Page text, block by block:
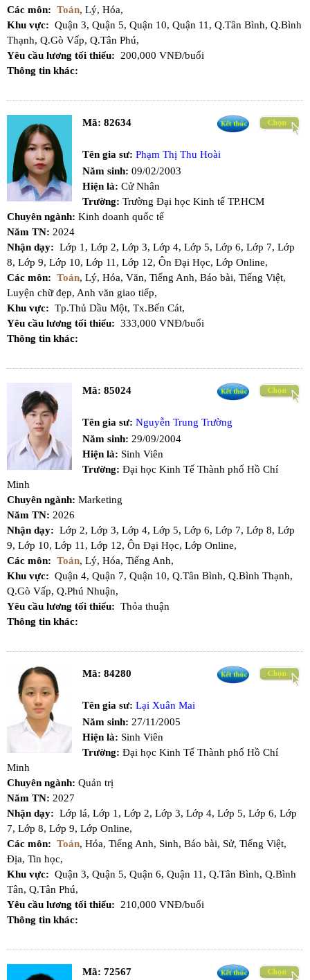
Các môn: Toán, Lý, Hóa,
Khu vực: Quận 3, Quận 5, Quận 10, Quận 11, Q.Tân Bình, Q.Bình
Thạnh, Q.Gò Vấp, Q.Tân Phú,
Yêu cầu lương tối thiểu:
200,000 VNĐ/buổi
Thông tin khác:
Mã: 82634
Tên gia sư: Phạm Thị Thu Hoài
Năm sinh: 09/02/2003
Hiện là: Cử Nhân
Trường: Trường Đại học Kinh tế TP.HCM
Chuyên ngành: Kinh doanh quốc tế
Năm TN: 2024
Nhận dạy: Lớp 1, Lớp 2, Lớp 3, Lớp 4, Lớp 5, Lớp 6, Lớp 7, Lớp
8, Lớp 9, Lớp 10, Lớp 11, Lớp 12, Ôn Đại Học, Lớp Online,
Các môn: Toán, Lý, Hóa, Văn, Tiếng Anh, Báo bài, Tiếng Việt,
Luyện chữ đẹp, Anh văn giao tiếp,
Khu vực: Tp.Thủ Dầu Một, Tx.Bến Cát,
Yêu cầu lương tối thiểu: 333,000 VNĐ/buổi
Thông tin khác:
Mã: 85024
Tên gia sư: Nguyễn Trung Trường
Năm sinh: 29/09/2004
Hiện là: Sinh Viên
Trường: Đại học Kinh Tế Thành phố Hồ Chí
Minh
Chuyên ngành: Marketing
Năm TN: 2026
Nhận dạy: Lớp 2, Lớp 3, Lớp 4, Lớp 5, Lớp 6, Lớp 7, Lớp 8, Lớp
9, Lớp 10, Lớp 11, Lớp 12, Ôn Đại Học, Lớp Online,
Các môn: Toán, Lý, Hóa, Tiếng Anh,
Khu vực: Quận 4, Quận 7, Quận 10, Q.Tân Bình, Q.Bình Thạnh,
Q.Gò Vấp, Q.Phú Nhuận,
Yêu cầu lương tối thiểu: Thỏa thuận
Thông tin khác:
Mã: 84280
Tên gia sư: Lại Xuân Mai
Năm sinh: 27/11/2005
Hiện là: Sinh Viên
Trường: Đại học Kinh Tế Thành phố Hồ Chí
Minh
Chuyên ngành: Quản trị
Năm TN: 2027
Nhận dạy: Lớp lá, Lớp 1, Lớp 2, Lớp 3, Lớp 4, Lớp 5, Lớp 6, Lớp
7, Lớp 8, Lớp 9, Lớp Online,
Các môn: Toán, Hóa, Tiếng Anh, Sinh, Báo bài, Sử, Tiếng Việt,
Địa, Tin học,
Khu vực: Quận 3, Quận 5, Quận 6, Quận 11, Q.Tân Bình, Q.Bình
Tân, Q.Tân Phú,
Yêu cầu lương tối thiểu:
210,000 VNĐ/buổi
Thông tin khác:
Mã: 72567